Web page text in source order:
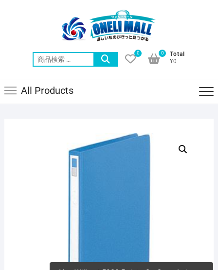
索
0
Total
¥0
0
All Products